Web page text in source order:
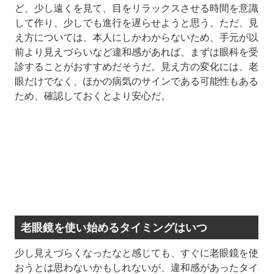
ど、少し遠くを見て、目をリラックスさせる時間を意識
して作り、少しでも進行を遅らせようと思う。ただ、見
え方については、本人にしかわからないため、手元が以
前より見えづらいなど違和感があれば、まずは眼科を受
診することがおすすめだそうだ。見え方の変化には、老
眼だけでなく、ほかの病気のサインである可能性もある
ため、確認しておくとより安心だ。
老眼鏡を使い始めるタイミングはいつ
少し見えづらくなったなと感じても、すぐに老眼鏡を使
おうとは思わないかもしれないが、違和感があったタイ